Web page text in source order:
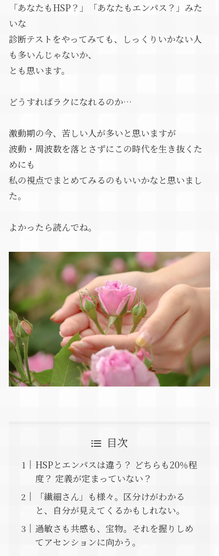
「あなたもHSP？」「あなたもエンパス？」みた
いな
診断テストをやってみても、しっくりいかない人
も多いんじゃないか、
とも思います。
どうすればラクになれるのか…
激動期の今、苦しい人が多いと思いますが
波動・周波数を落とさずにこの時代を生き抜くた
めにも
私の視点でまとめてみるのもいいかなと思いまし
た。
よかったら読んでね。
目次
HSPとエンパスは違う？ どちらも20％程
度？ 定義が定まっていない？
「繊細さん」も様々。区分けがわかる
と、自分が見えてくるかもしれない。
過敏さも共感も、宝物。それを握りしめ
てアセンションに向かう。